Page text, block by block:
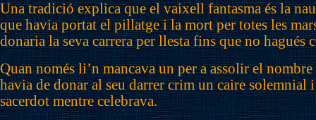
Una tradició explica que el vaixell fantasma és la
que havia portat el pillatge i la mort per totes les
donaria la seva carrera per llesta fins que no hagués
Quan només li’n mancava un per a assolir el
havia de donar al seu darrer crim un caire solemnial
sacerdot mentre celebrava.